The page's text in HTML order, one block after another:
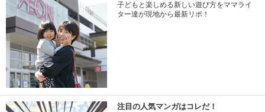
子どもと楽しめる新しい遊び方をママライ
ター達が現地から最新リポ！
注目の人気マンガはコレだ！